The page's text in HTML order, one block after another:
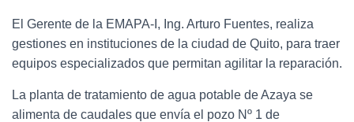
El Gerente de la EMAPA-I, Ing. Arturo Fuentes, realiza
gestiones en instituciones de la ciudad de Quito, para traer
equipos especializados que permitan agilitar la reparación.
La planta de tratamiento de agua potable de Azaya se
alimenta de caudales que envía el pozo Nº 1 de